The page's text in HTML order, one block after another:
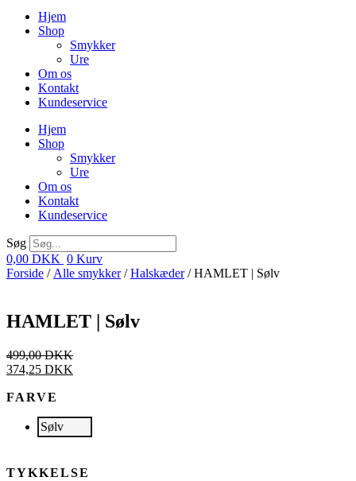
Hjem
Shop
Smykker
Ure
Om os
Kontakt
Kundeservice
Hjem
Shop
Smykker
Ure
Om os
Kontakt
Kundeservice
Søg
0,00 DKK 0 Kurv
Forside / Alle smykker/Halskæder/ HAMLET | Sølv
HAMLET | Sølv
499,00DKK
374,25 DKK
FARVE
Sølv
TYKKELSE